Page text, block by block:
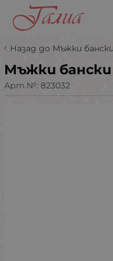
Назад до Мъжки
Мъжки бански
Арт.№: 823032